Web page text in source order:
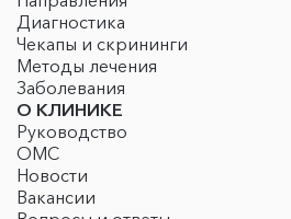
Диагностика
Чекапы и скрининги
Методы лечения
Заболевания
О КЛИНИКЕ
Руководство
ОМС
Новости
Вакансии